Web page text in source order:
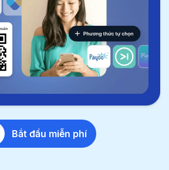
Bắt đầu miễn phí